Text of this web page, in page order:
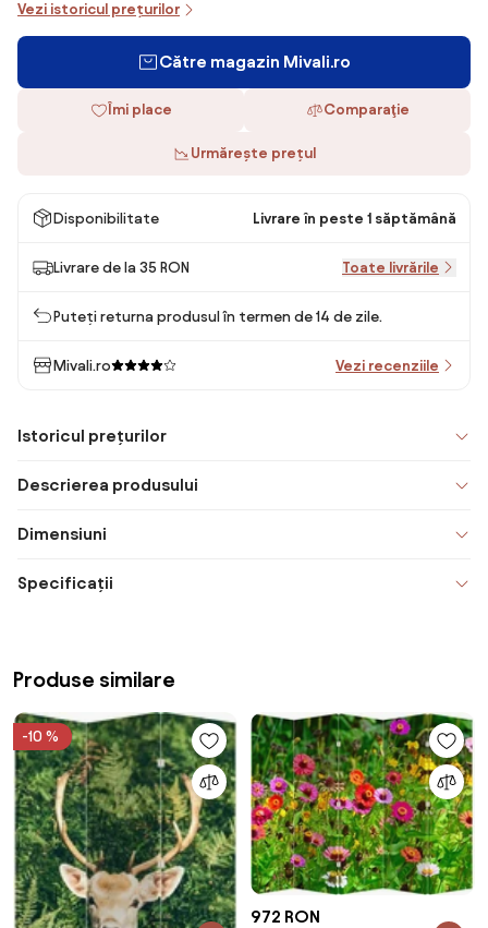
Vezi istoricul prețurilor
Către magazin Mivali.ro
Îmi place Comparaţie
Urmărește prețul
Disponibilitate Livrare în peste 1 săptămână
Livrare de la 35 RON Toate livrările
Puteți returna produsul în termen de 14 de zile.
Mivali.ro Vezi recenziile
Istoricul prețurilor
Descrierea produsului
Dimensiuni
Specificații
Produse similare
-10 %
972 RON